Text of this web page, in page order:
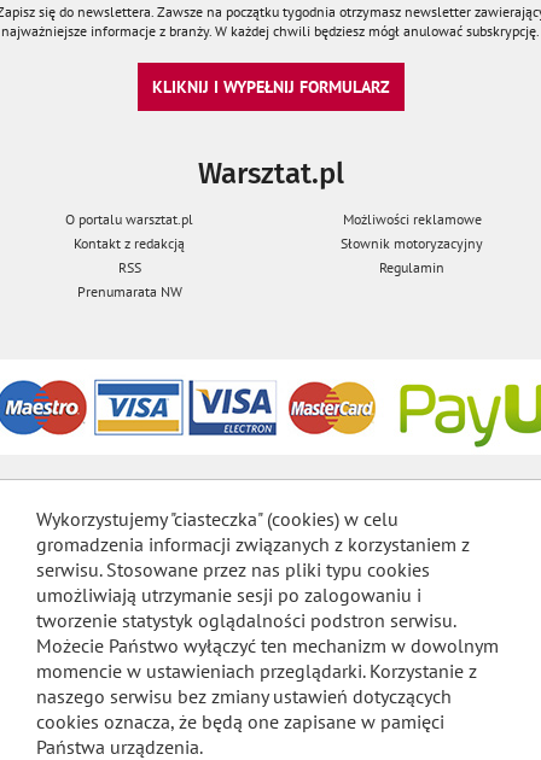
się do newslettera. Zawsze na początku tygodnia otrzymasz newsletter
najważniejsze informacje z branży. W każdej chwili będziesz mógł anulować subskrypcję.
KLIKNIJ I WYPEŁNIJ FORMULARZ
Warsztat.pl
O portalu warsztat.pl
Możliwości reklamowe
Kontakt z redakcją
Słownik motoryzacyjny
RSS
Regulamin
Prenumarata NW
Wykorzystujemy "ciasteczka" (cookies) w celu
gromadzenia informacji związanych z korzystaniem z
serwisu. Stosowane przez nas pliki typu cookies
umożliwiają utrzymanie sesji po zalogowaniu i
tworzenie statystyk oglądalności podstron serwisu.
Możecie Państwo wyłączyć ten mechanizm w dowolnym
momencie w ustawieniach przeglądarki. Korzystanie z
naszego serwisu bez zmiany ustawień dotyczących
cookies oznacza, że będą one zapisane w pamięci
Państwa urządzenia.